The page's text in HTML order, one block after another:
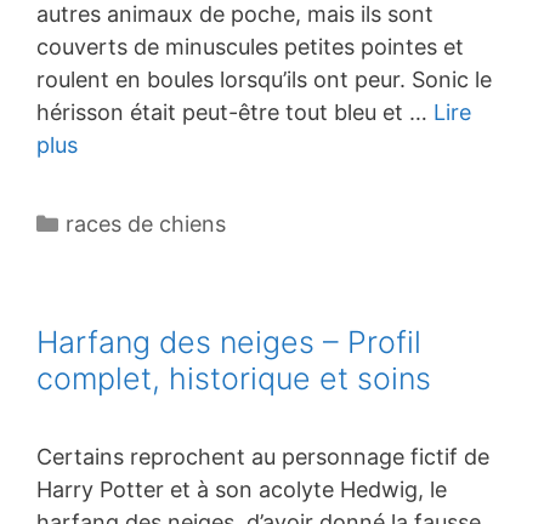
autres animaux de poche, mais ils sont
couverts de minuscules petites pointes et
roulent en boules lorsqu’ils ont peur. Sonic le
hérisson était peut-être tout bleu et … Lire
plus
Catégories
races de chiens
Harfang des neiges – Profil
complet, historique et soins
Certains reprochent au personnage fictif de
Harry Potter et à son acolyte Hedwig, le